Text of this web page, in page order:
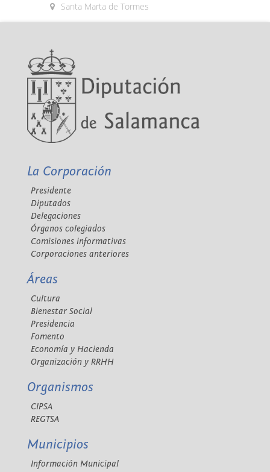
Santa Marta de Tormes
La Corporación
Presidente
Diputados
Delegaciones
Órganos colegiados
Comisiones informativas
Corporaciones anteriores
Áreas
Cultura
Bienestar Social
Presidencia
Fomento
Economía y Hacienda
Organización y RRHH
Organismos
CIPSA
REGTSA
Municipios
Información Municipal